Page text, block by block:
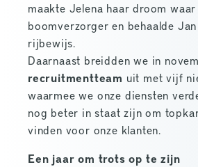
maakte Jelena haar droom waar
boomverzorger en behaalde
rijbewijs.
Daarnaast breidden we in
recruitmentteam uit met vijf
waarmee we onze diensten
nog beter in staat zijn om
vinden voor onze klanten.
Een jaar om trots op te zijn